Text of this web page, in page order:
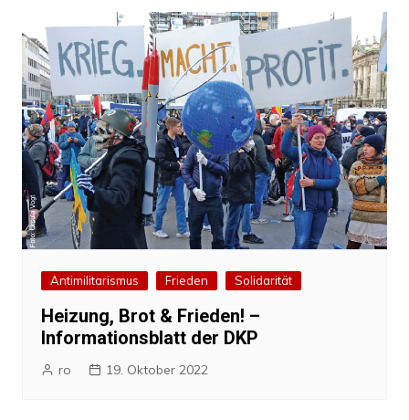
Antimilitarismus Frieden Solidarität
Heizung, Brot & Frieden! –
Informationsblatt der DKP
ro 19. Oktober 2022